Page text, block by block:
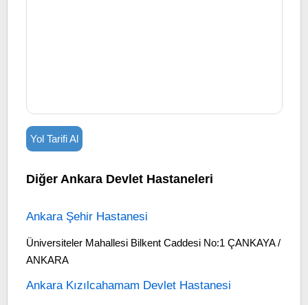
Yol Tarifi Al
Diğer Ankara Devlet Hastaneleri
Ankara Şehir Hastanesi
Üniversiteler Mahallesi Bilkent Caddesi No:1 ÇANKAYA /
ANKARA
Ankara Kızılcahamam Devlet Hastanesi